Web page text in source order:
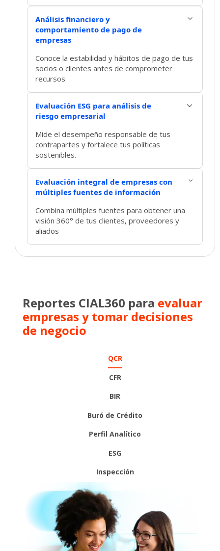
Análisis financiero y
comportamiento de pago de
empresas
Conoce la estabilidad y hábitos de pago de tus
socios o clientes antes de comprometer
recursos
Evaluación ESG para análisis de
riesgo empresarial
Mide el desempeño responsable de tus
contrapartes y fortalece tus políticas
sostenibles.
Evaluación integral de empresas con
múltiples fuentes de información
Combina múltiples fuentes para obtener una
visión 360° de tus clientes, proveedores y
aliados
Reportes CIAL360 para evaluar
empresas y tomar decisiones
de negocio
QCR
CFR
BIR
Buró de Crédito
Perfil Analítico
ESG
Inspección